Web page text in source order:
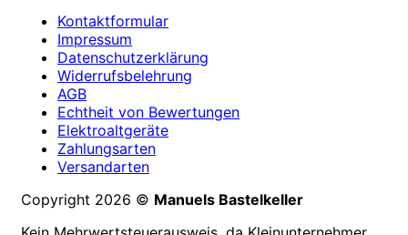
Kontaktformular
Impressum
Datenschutzerklärung
Widerrufsbelehrung
AGB
Echtheit von Bewertungen
Elektroaltgeräte
Zahlungsarten
Versandarten
Copyright 2026 © Manuels Bastelkeller